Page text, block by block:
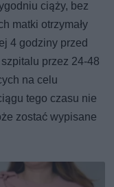
ciąży, bez
matki otrzymały
4 godziny przed
przez 24-48
na celu
tego czasu nie
zostać wypisane